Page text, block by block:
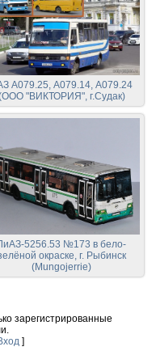
А079.25, А079.14, А079.24
"ВИКТОРИЯ", г.Судак)
5256.53 №173 в бело-
окраске, г. Рыбинск
(Mungojerrie)
зарегистрированные
]